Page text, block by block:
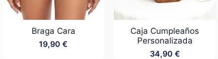
Braga Cara
19,90 €
Caja Cumpleaños
Personalizada
34,90 €